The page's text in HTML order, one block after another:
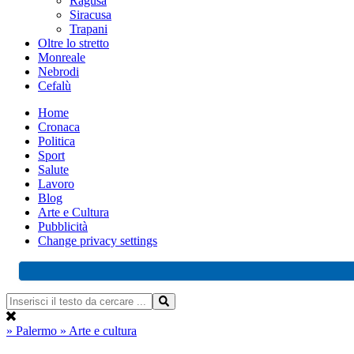
Siracusa
Trapani
Oltre lo stretto
Monreale
Nebrodi
Cefalù
Home
Cronaca
Politica
Sport
Salute
Lavoro
Blog
Arte e Cultura
Pubblicità
Change privacy settings
» Palermo » Arte e cultura